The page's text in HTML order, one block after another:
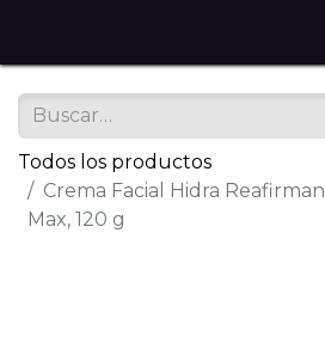
Todos los productos
Crema Facial Hidra
Max, 120 g